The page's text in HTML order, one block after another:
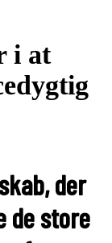
i at
der
de store